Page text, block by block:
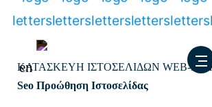
Μετάβαση
περιεχόμενο
en
ΚΑΤΑΣΚΕΥΗ ΙΣΤΟΣΕΛΙΔΩΝ WEB-
Seo Προώθηση Ιστοσελίδας